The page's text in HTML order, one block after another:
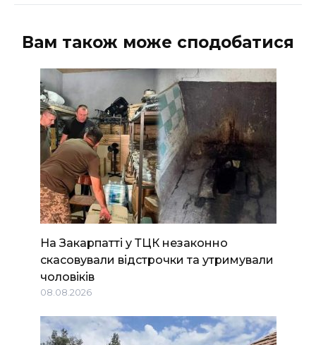
Вам також може сподобатися
На Закарпатті у ТЦК незаконно
скасовували відстрочки та утримували
чоловіків
08.08.2026